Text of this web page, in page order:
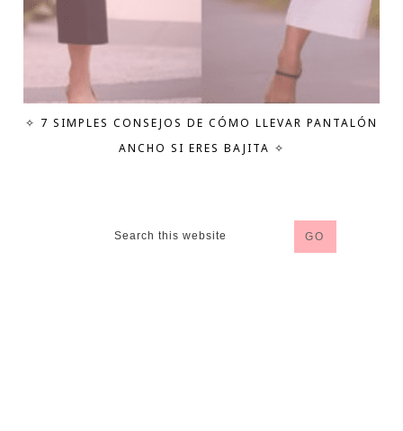
✧ 7 SIMPLES CONSEJOS DE CÓMO LLEVAR PANTALÓN
ANCHO SI ERES BAJITA ✧